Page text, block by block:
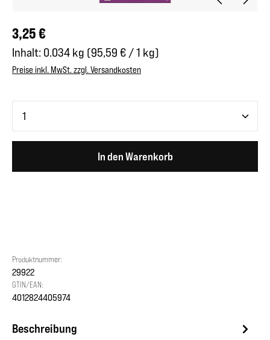
Regulärer Preis:
3,25 €
Inhalt: 0.034 kg (95,59 € / 1 kg)
Preise inkl. MwSt. zzgl. Versandkosten
In den Warenkorb
Produktnummer:
29922
GTIN/EAN:
4012824405974
Beschreibung